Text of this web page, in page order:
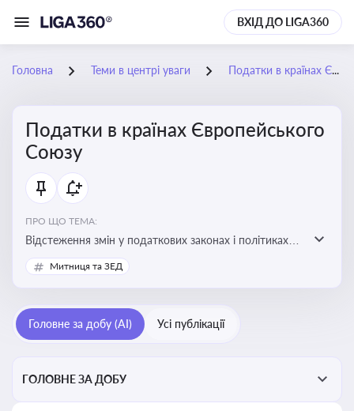
ВХІД ДО LIGA360
Головна Теми в центрі уваги Податки в країнах Європейського Союзу
Податки в країнах Європейського
Союзу
ПРО ЩО ТЕМА:
Відстеження змін у податкових законах і політиках
країн ЄС. Моніторинг кейсів, що впливають на бізнес-
процеси та фінансову звітність
Митниця та ЗЕД
Головне за добу (AI) Усі публікації
ГОЛОВНЕ ЗА ДОБУ